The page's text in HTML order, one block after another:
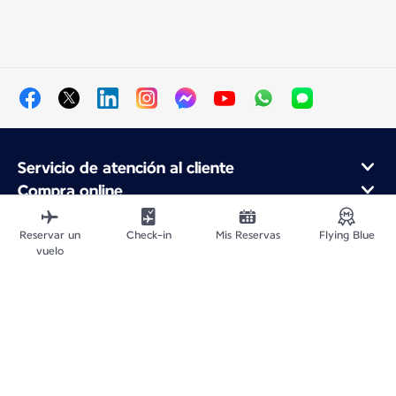
Servicio de atención al cliente
Compra online
Programa de fidelidad y socios
Acerca de Air France
Aplicación móvil Air France
Reservar un
vuelo
Check-in Mis Reservas Flying Blue